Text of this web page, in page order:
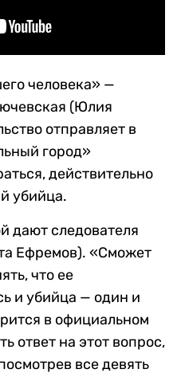
человека» —
(Юлия
отправляет в
город»
действительно
убийца.
дают следователя
Ефремов). «Сможет
что ее
и убийца — один и
в официальном
ответ на этот вопрос,
все девять